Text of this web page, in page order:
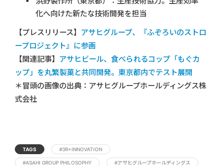
化へ向けた新たな技術開発を担当
【プレスリリース】 アサヒグループ、『ふぞろいのストロ
ープロジェクト』に参画
【関連記事】 アサヒビール、食べられるコップ「もぐカ
ップ」を丸繁製菓と共同開発。東京都内でテスト展開
＊冒頭の画像の出典：アサヒグループホールディングス株
式会社
TAGS #3R+INNOVATION
#ASAHI GROUP PHILOSOPHY #アサヒグループホールディングス